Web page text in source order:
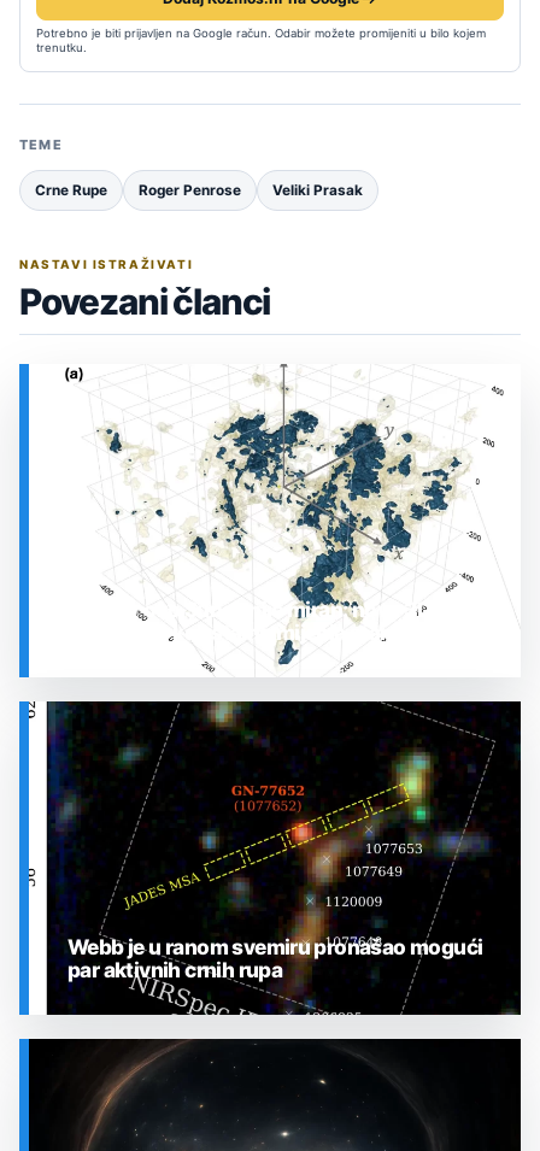
Potrebno je biti prijavljen na Google račun. Odabir možete promijeniti u bilo kojem
trenutku.
TEME
Crne Rupe Roger Penrose Veliki Prasak
NASTAVI ISTRAŽIVATI
Povezani članci
SVEMIR
Prostor oko Sunca nije miran: nova 3D karta
otkrila plin koji stalno mijenja stanje
SVEMIR
Webb je u ranom svemiru pronašao mogući
par aktivnih crnih rupa